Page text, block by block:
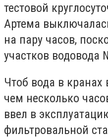
тестовой
Артема
на пару часов,
участков
Чтоб вода в
чем несколько
ввел в
фильтровальной